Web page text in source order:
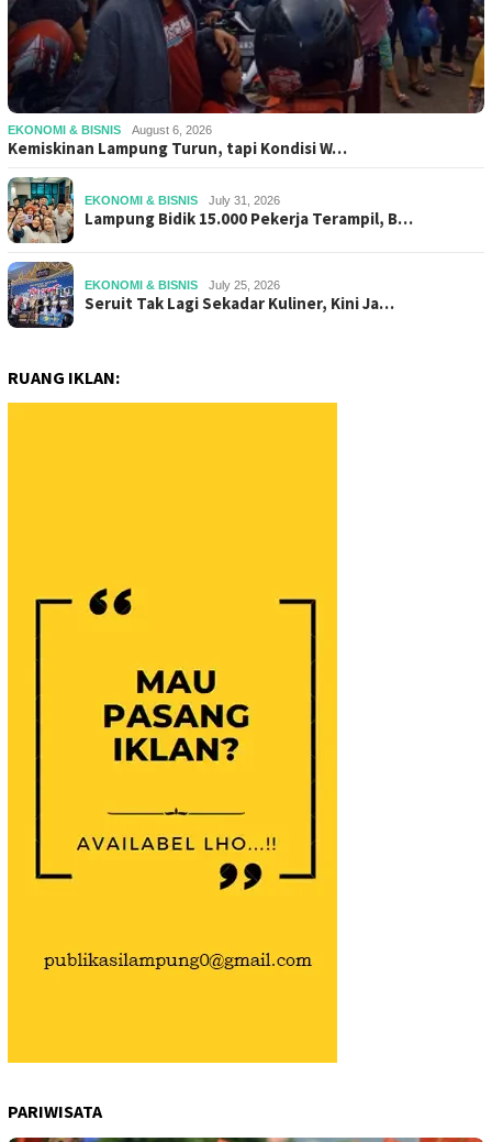
EKONOMI & BISNIS August 6, 2026
Kemiskinan Lampung Turun, tapi Kondisi W…
EKONOMI & BISNIS July 31, 2026
Lampung Bidik 15.000 Pekerja Terampil, B…
EKONOMI & BISNIS July 25, 2026
Seruit Tak Lagi Sekadar Kuliner, Kini Ja…
RUANG IKLAN:
PARIWISATA